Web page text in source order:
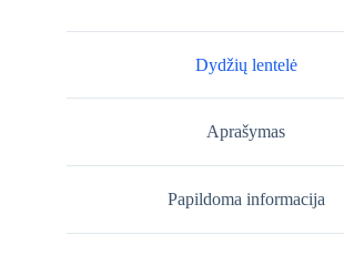
Dydžių lentelė
Aprašymas
Papildoma informacija